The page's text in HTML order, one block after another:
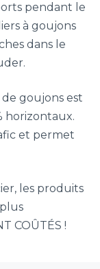
pendant le
à goujons
dans le
goujons est
horizontaux.
et permet
les produits
COÛTÉS !